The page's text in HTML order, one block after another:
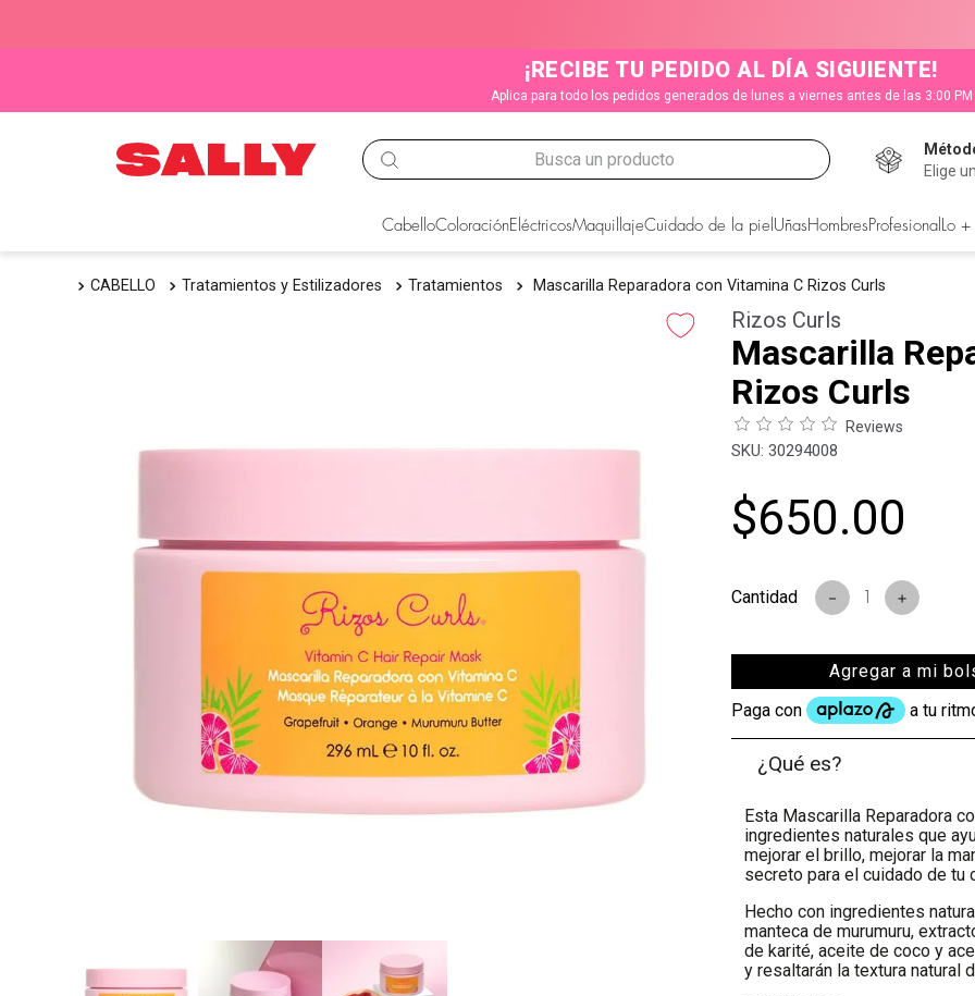
¡RECIBE TU PEDIDO AL DÍA SIGUIENTE!
Aplica para todo los pedidos generados de lunes a viernes antes de las 3:00 PM
Busca un producto
Elige
CabelloColoraciónEléctricosMaquillajeCuidado de la piel Uñas Hombres Profesional Lo
CABELLO Tratamientos y Estilizadores Tratamientos Mascarilla Reparadora con Vitamina C Rizos Curls
Rizos Curls
Mascarilla
Rizos Curls
Reviews
: 30294008
$650.00
＋
－
Agregar a mi
¿Qué es?
Esta Mascarilla Reparadora
ingredientes naturales que
mejorar el brillo, mejorar la
secreto para el cuidado de tu
Hecho con ingredientes
manteca de murumuru,
de karité, aceite de coco y
y resaltarán la textura natural
TÉRMINOS MÁS BUSCADOS
2. igora
9. protectores termicos
10 centella